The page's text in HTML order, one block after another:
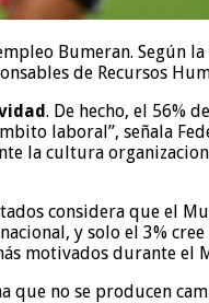
Bumeran. Según
de Recursos
. De hecho, el 56%
laboral”, señala
cultura
considera que el
y solo el 3%
motivados durante el
no se producen